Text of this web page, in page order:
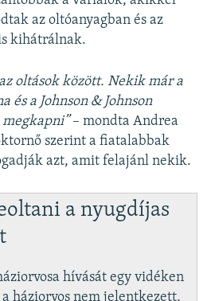
az oltóanyagban és az
kihátrálnak.
oltások között. Nekik már a
és a Johnson & Johnson
megkapni”– mondta Andrea
szerint a fiatalabbak
azt, amit felajánl nekik.
a nyugdíjas
hívását egy vidéken
háziorvos nem jelentkezett,